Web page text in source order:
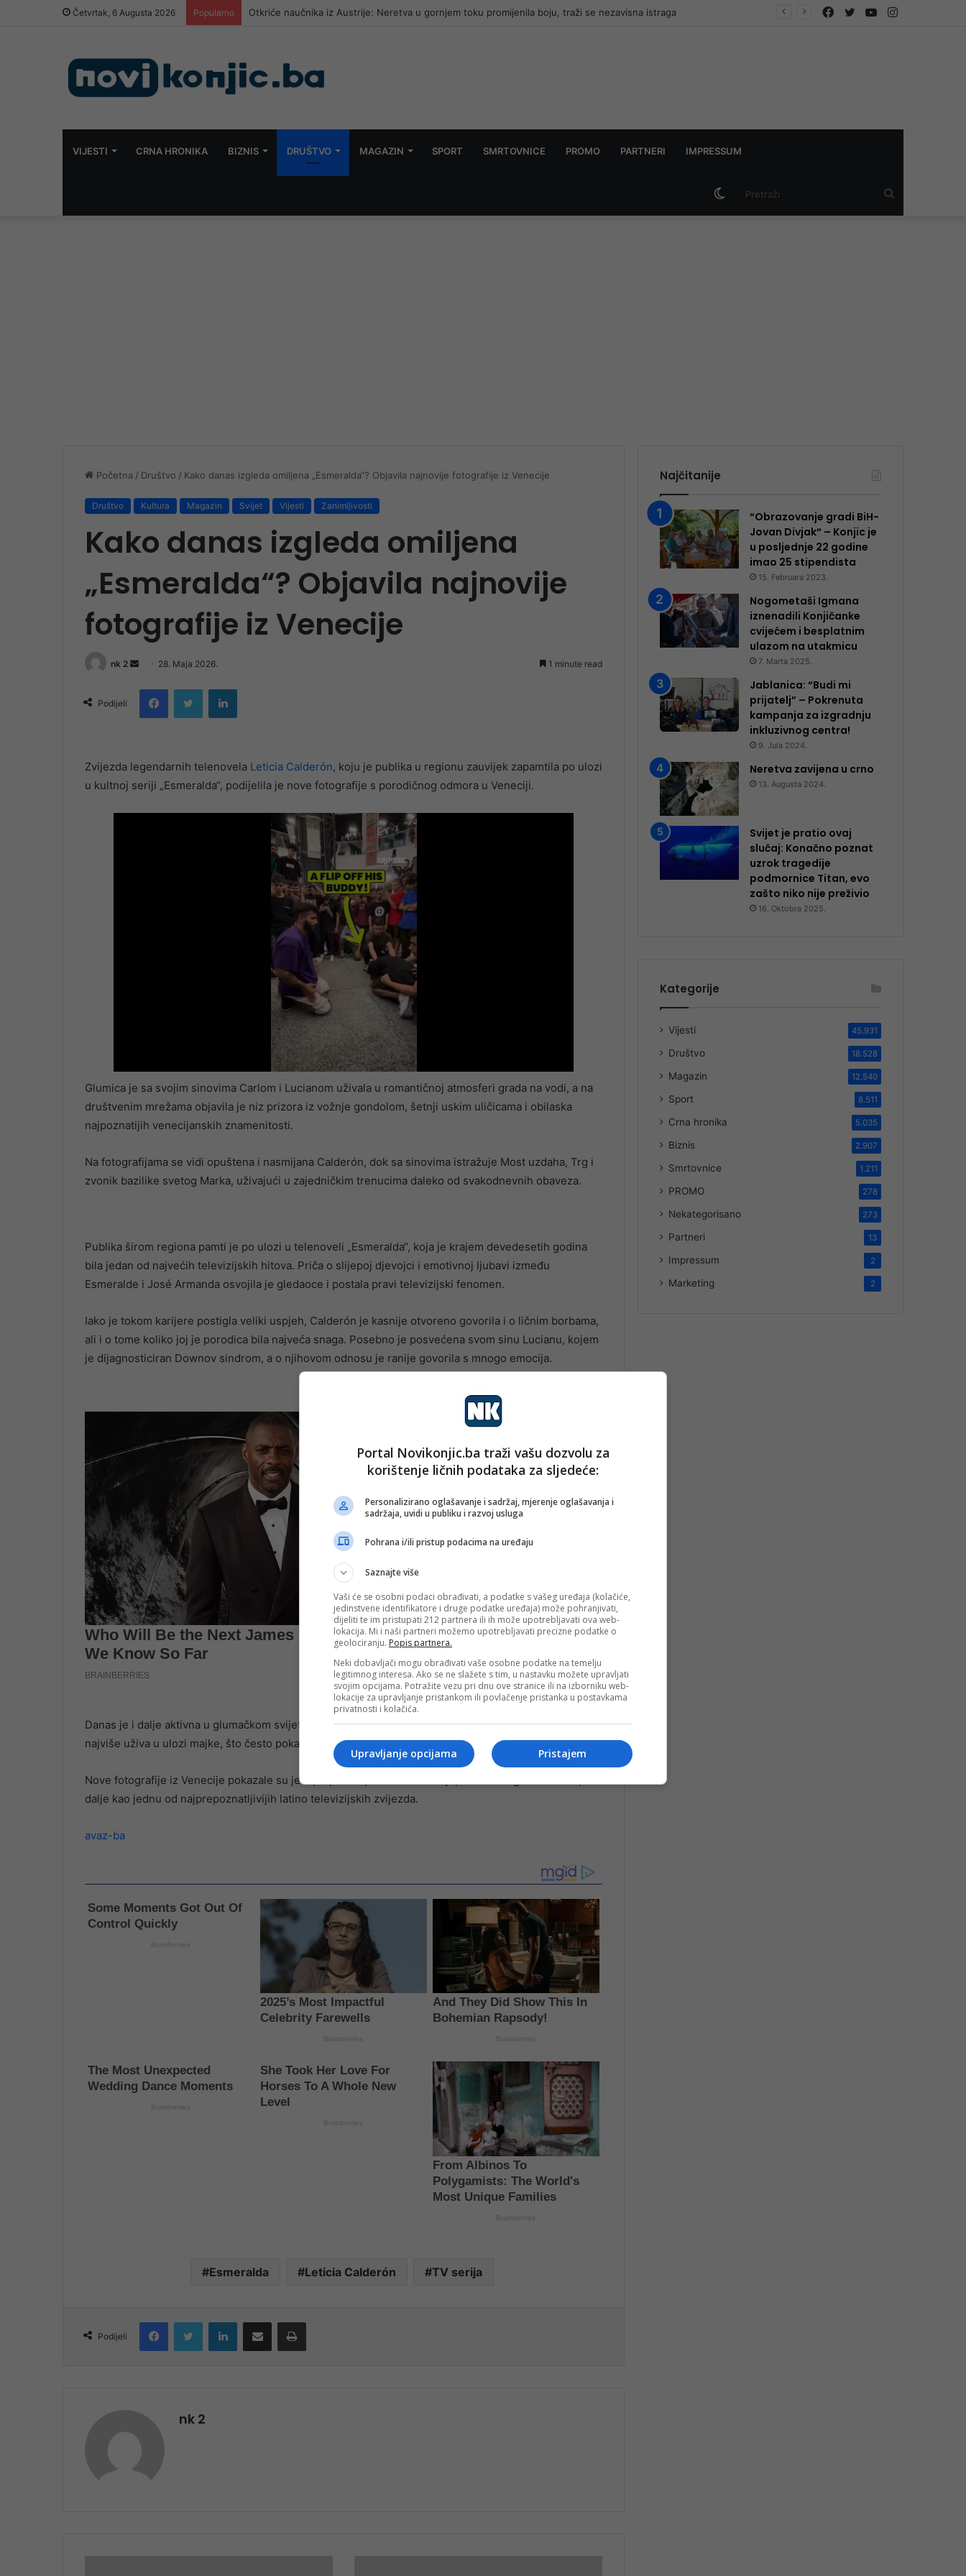
Četvrtak, 6 Augusta 2026 Popularno Otkriće naučnika iz Austrije: Neretva u gornjem toku promijenila boju, traži se nezavisna istraga Instagram
YouTube
Twitter
Facebook
VIJESTI CRNA HRONIKA BIZNIS DRUŠTVO MAGAZIN SPORT SMRTOVNICE PROMO PARTNERI IMPRESSUM
Switch
Početna / Društvo / Kako danas izgleda omiljena „Esmeralda“? Objavila najnovije fotografije iz Venecije
Društvo Kultura Magazin Svijet Vijesti Zanimljivosti
Kako danas izgleda omiljena
„Esmeralda“? Objavila najnovije
fotografije iz Venecije
nk 2
Send
email
28. Maja 2026. 1 minute read
Podijeli
FacebookTwitter LinkedIn
Zvijezda legendarnih telenovela Leticia Calderón, koju je publika u regionu zauvijek zapamtila po ulozi
u kultnoj seriji „Esmeralda“, podijelila je nove fotografije s porodičnog odmora u Veneciji.
Glumica je sa svojim sinovima Carlom i Lucianom uživala u romantičnoj atmosferi grada na vodi, a na
društvenim mrežama objavila je niz prizora iz vožnje gondolom, šetnji uskim uličicama i obilaska
najpoznatijih venecijanskih znamenitosti.
Na fotografijama se vidi opuštena i nasmijana Calderón, dok sa sinovima istražuje Most uzdaha, Trg i
zvonik bazilike svetog Marka, uživajući u zajedničkim trenucima daleko od svakodnevnih obaveza.
Publika širom regiona pamti je po ulozi u telenoveli „Esmeralda“, koja je krajem devedesetih godina
bila jedan od najvećih televizijskih hitova. Priča o slijepoj djevojci i emotivnoj ljubavi između
Esmeralde i José Armanda osvojila je gledaoce i postala pravi televizijski fenomen.
Iako je tokom karijere postigla veliki uspjeh, Calderón je kasnije otvoreno govorila i o ličnim borbama,
ali i o tome koliko joj je porodica bila najveća snaga. Posebno je posvećena svom sinu Lucianu, kojem
je dijagnosticiran Downov sindrom, a o njihovom odnosu je ranije govorila s mnogo emocija.
Danas je i dalje aktivna u glumačkom svijetu, povremeno se pojavljuje u televizijskim projektima, ali i
najviše uživa u ulozi majke, što često pokazuje i na društvenim mrežama.
Nove fotografije iz Venecije pokazale su je u potpuno opuštenom izdanju, daleko od glamura seta, ali i
dalje kao jednu od najprepoznatljivijih latino televizijskih zvijezda.
avaz-ba
Esmeralda Leticia Calderón TV serija
Podijeli
FacebookTwitter LinkedInShare via Email Print
nk 2
Najčitanije
“Obrazovanje gradi BiH-
Jovan Divjak“ – Konjic je
u posljednje 22 godine
imao 25 ​​stipendista
15. Februara 2023.
Nogometaši Igmana
iznenadili Konjičanke
cvijećem i besplatnim
ulazom na utakmicu
7. Marta 2025.
Jablanica: “Budi mi
prijatelj” – Pokrenuta
kampanja za izgradnju
inkluzivnog centra!
9. Jula 2024.
Neretva zavijena u crno
13. Augusta 2024.
Svijet je pratio ovaj
slučaj: Konačno poznat
uzrok tragedije
podmornice Titan, evo
zašto niko nije preživio
16. Oktobra 2025.
Kategorije
Vijesti 45.931
Društvo 18.528
Magazin 12.540
Sport 8.511
Crna hronika 5.035
Biznis 2.907
Smrtovnice 1.211
PROMO 278
Nekategorisano 273
Partneri 13
Impressum 2
Marketing 2
Portal Novikonjic.ba traži vašu dozvolu za
korištenje ličnih podataka za sljedeće:
Personalizirano oglašavanje i sadržaj, mjerenje oglašavanja i
sadržaja, uvidi u publiku i razvoj usluga
Pohrana i/ili pristup podacima na uređaju
Saznajte više
Vaši će se osobni podaci obrađivati, a podatke s vašeg uređaja (kolačiće,
jedinstvene identifikatore i druge podatke uređaja) može pohranjivati,
dijeliti te im pristupati 212 partnera ili ih može upotrebljavati ova web-
lokacija. Mi i naši partneri možemo upotrebljavati precizne podatke o
geolociranju. Popis partnera.
Neki dobavljači mogu obrađivati vaše osobne podatke na temelju
legitimnog interesa. Ako se ne slažete s tim, u nastavku možete upravljati
svojim opcijama. Potražite vezu pri dnu ove stranice ili na izborniku web-
lokacije za upravljanje pristankom ili povlačenje pristanka u postavkama
privatnosti i kolačića.
Pristajem
Upravljanje opcijama